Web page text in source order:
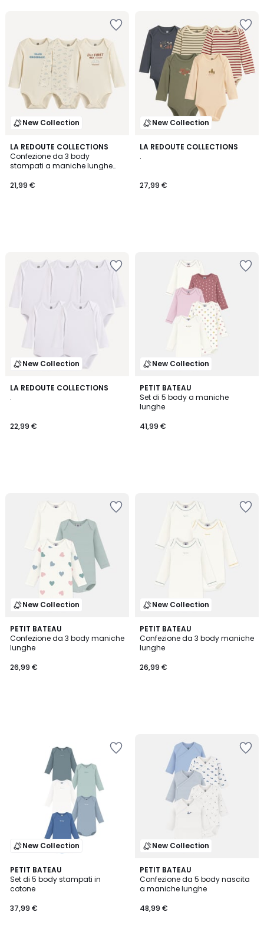
New Collection
LA REDOUTE COLLECTIONS
Confezione da 3 body
stampati a maniche lunghe
21,99 €
New Collection
LA REDOUTE COLLECTIONS
.
27,99 €
New Collection
LA REDOUTE COLLECTIONS
.
22,99 €
New Collection
PETIT BATEAU
Set di 5 body a maniche
lunghe
41,99 €
New Collection
PETIT BATEAU
Confezione da 3 body maniche
lunghe
26,99 €
New Collection
PETIT BATEAU
Confezione da 3 body maniche
lunghe
26,99 €
New Collection
PETIT BATEAU
Set di 5 body stampati in
cotone
37,99 €
New Collection
PETIT BATEAU
Confezione da 5 body nascita
a maniche lunghe
48,99 €